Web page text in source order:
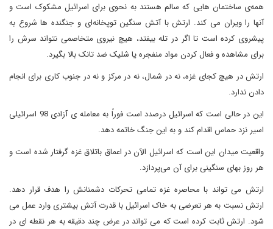
همه‌ی ساختمان هایی که سالم هستند به نحوی برای اسرائیل مشکوک است و
آنها را ویران می کند. ارتش با آتش سنگین توپخانه‌ای و جنگنده ها شروع به
پیشروی کرده است تا اگر در تله بیفتد، هیچ نیروی متخاصمی نتواند سرش را
برای مشاهده و فعال کردن مواد منفجره یا شلیک ضد تانک بالا بگیرد.
ارتش در هیچ کجای غزه، نه در شمال، نه در مرکز و نه در جنوب کاری برای انجام
دادن ندارد.
این در حالی است که اسرائیل درصدد است فوراً به معامله ی آزادی 98 اسرائیلی
اسیر نزد حماس اقدام کند و به این جنگ خاتمه دهد.
واقعیت میدان این است که اسرائیل الآن در اعماق باتلاق غزه گرفتار شده است و
هر روز بهای سنگینی برای آن می‌پردازد.
ارتش می تواند با محاصره غزه تمامی تحرکات دشمنانش را هدف قرار دهد.
ارتش نسبت به هر تعرضی به خاک اسرائیل با قدرت آتش بیشتری وارد عمل می
شود. ارتش ثابت کرده است که می تواند در عرض چند دقیقه به هر نقطه ای در